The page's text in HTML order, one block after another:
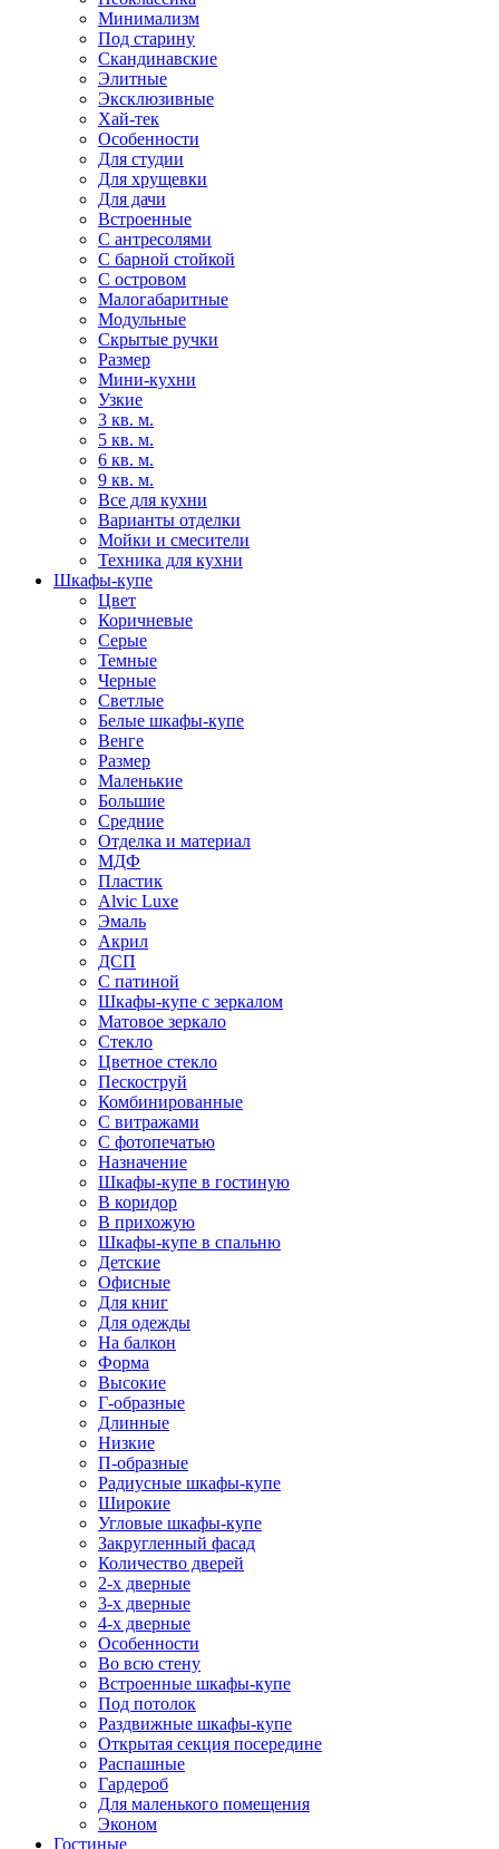
Минимализм
Под старину
Скандинавские
Элитные
Эксклюзивные
Хай-тек
Особенности
Для студии
Для хрущевки
Для дачи
Встроенные
С антресолями
С барной стойкой
С островом
Малогабаритные
Модульные
Скрытые ручки
Размер
Мини-кухни
Узкие
3 кв. м.
5 кв. м.
6 кв. м.
9 кв. м.
Все для кухни
Варианты отделки
Мойки и смесители
Техника для кухни
Шкафы-купе
Цвет
Коричневые
Серые
Темные
Черные
Светлые
Белые шкафы-купе
Венге
Размер
Маленькие
Большие
Средние
Отделка и материал
МДФ
Пластик
Alvic Luxe
Эмаль
Акрил
ДСП
С патиной
Шкафы-купе с зеркалом
Матовое зеркало
Стекло
Цветное стекло
Пескоструй
Комбинированные
С витражами
С фотопечатью
Назначение
Шкафы-купе в гостиную
В коридор
В прихожую
Шкафы-купе в спальню
Детские
Офисные
Для книг
Для одежды
На балкон
Форма
Высокие
Г-образные
Длинные
Низкие
П-образные
Радиусные шкафы-купе
Широкие
Угловые шкафы-купе
Закругленный фасад
Количество дверей
2-х дверные
3-х дверные
4-х дверные
Особенности
Во всю стену
Встроенные шкафы-купе
Под потолок
Раздвижные шкафы-купе
Открытая секция посередине
Распашные
Гардероб
Для маленького помещения
Эконом
Гостиные